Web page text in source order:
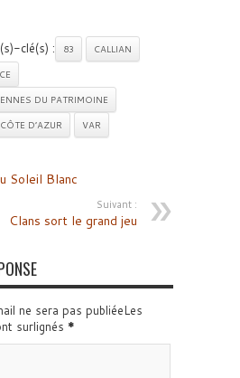
clé(s) : 83
CALLIAN
DU PATRIMOINE
D’AZUR
VAR
Soleil Blanc
Suivant :
Clans sort le grand jeu
ne sera pas publiéeLes
surlignés *